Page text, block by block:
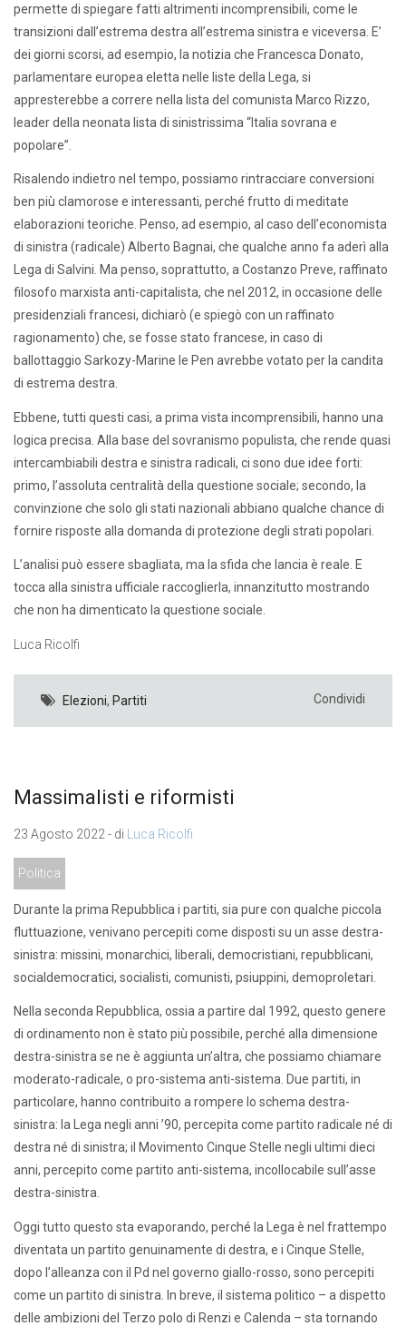
permette di spiegare fatti altrimenti incomprensibili, come le
transizioni dall’estrema destra all’estrema sinistra e viceversa. E’
dei giorni scorsi, ad esempio, la notizia che Francesca Donato,
parlamentare europea eletta nelle liste della Lega, si
appresterebbe a correre nella lista del comunista Marco Rizzo,
leader della neonata lista di sinistrissima “Italia sovrana e
popolare”.
Risalendo indietro nel tempo, possiamo rintracciare conversioni
ben più clamorose e interessanti, perché frutto di meditate
elaborazioni teoriche. Penso, ad esempio, al caso dell’economista
di sinistra (radicale) Alberto Bagnai, che qualche anno fa aderì alla
Lega di Salvini. Ma penso, soprattutto, a Costanzo Preve, raffinato
filosofo marxista anti-capitalista, che nel 2012, in occasione delle
presidenziali francesi, dichiarò (e spiegò con un raffinato
ragionamento) che, se fosse stato francese, in caso di
ballottaggio Sarkozy-Marine le Pen avrebbe votato per la candita
di estrema destra.
Ebbene, tutti questi casi, a prima vista incomprensibili, hanno una
logica precisa. Alla base del sovranismo populista, che rende quasi
intercambiabili destra e sinistra radicali, ci sono due idee forti:
primo, l’assoluta centralità della questione sociale; secondo, la
convinzione che solo gli stati nazionali abbiano qualche chance di
fornire risposte alla domanda di protezione degli strati popolari.
L’analisi può essere sbagliata, ma la sfida che lancia è reale. E
tocca alla sinistra ufficiale raccoglierla, innanzitutto mostrando
che non ha dimenticato la questione sociale.
Luca Ricolfi
Elezioni, Partiti Condividi
Massimalisti e riformisti
23 Agosto 2022 - di Luca Ricolfi
Politica
Durante la prima Repubblica i partiti, sia pure con qualche piccola
fluttuazione, venivano percepiti come disposti su un asse destra-
sinistra: missini, monarchici, liberali, democristiani, repubblicani,
socialdemocratici, socialisti, comunisti, psiuppini, demoproletari.
Nella seconda Repubblica, ossia a partire dal 1992, questo genere
di ordinamento non è stato più possibile, perché alla dimensione
destra-sinistra se ne è aggiunta un’altra, che possiamo chiamare
moderato-radicale, o pro-sistema anti-sistema. Due partiti, in
particolare, hanno contribuito a rompere lo schema destra-
sinistra: la Lega negli anni ’90, percepita come partito radicale né di
destra né di sinistra; il Movimento Cinque Stelle negli ultimi dieci
anni, percepito come partito anti-sistema, incollocabile sull’asse
destra-sinistra.
Oggi tutto questo sta evaporando, perché la Lega è nel frattempo
diventata un partito genuinamente di destra, e i Cinque Stelle,
dopo l’alleanza con il Pd nel governo giallo-rosso, sono percepiti
come un partito di sinistra. In breve, il sistema politico – a dispetto
delle ambizioni del Terzo polo di Renzi e Calenda – sta tornando